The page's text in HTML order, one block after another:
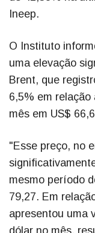
Ineep.
O Instituto
uma elevação
Brent, que
6,5% em relação
mês em US$
"Esse preço, no
mesmo período
79,27. Em
apresentou uma